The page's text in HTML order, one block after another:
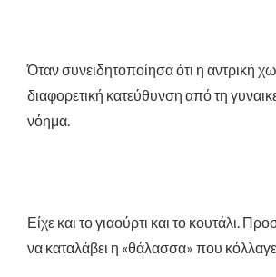
Όταν συνειδητοποίησα ότι η αντρική
διαφορετική κατεύθυνση από τη
νόημα.
Είχε και το γιαούρτι και το κουτάλι.
να καταλάβει η «θάλασσα» που κόλλαγε.